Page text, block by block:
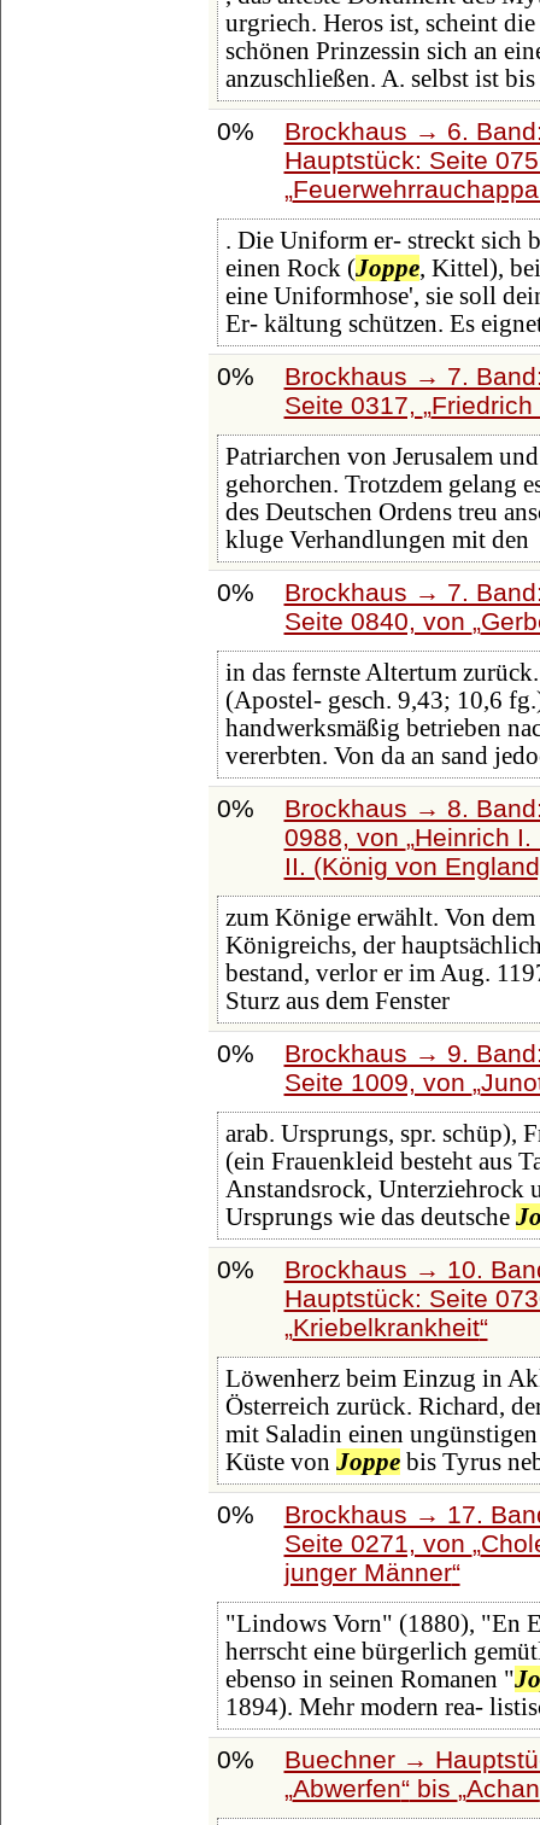
urgriech. Heros ist, scheint
schönen Prinzessin sich an
anzuschließen. A. selbst ist
0%
Brockhaus → 6.
Hauptstück: Seite
. Die Uniform er- streckt sich
einen Rock (Joppe, Kittel),
eine Uniformhose', sie soll
Er- kältung schützen. Es
0%
Brockhaus → 7.
Seite 0317,
Friedrich
Patriarchen von Jerusalem
gehorchen. Trotzdem gelang
des Deutschen Ordens treu
kluge Verhandlungen mit den
0%
Brockhaus → 7.
Seite 0840, von
in das fernste Altertum
(Apostel- gesch. 9,43; 10,6
handwerksmäßig betrieben
vererbten. Von da an sand
0%
Brockhaus → 8.
0988, von Heinrich I.
II. (König von
zum Könige erwählt. Von
Königreichs, der
bestand, verlor er im Aug.
Sturz aus dem Fenster
0%
Brockhaus → 9.
Seite 1009, von
arab. Ursprungs, spr. schüp),
(ein Frauenkleid besteht aus
Anstandsrock, Unterziehrock
Ursprungs wie das deutsche
0%
Brockhaus → 10.
Hauptstück: Seite
Kriebelkrankheit
Löwenherz beim Einzug in
Österreich zurück. Richard,
mit Saladin einen
Küste von Joppebis Tyrus
0%
Brockhaus → 17.
Seite 0271, von
junger Männer
"Lindows Vorn" (1880), "En
herrscht eine bürgerlich
ebenso in seinen Romanen "
1894). Mehr modern rea-
0%
Buechner →
Abwerfen bis Achan